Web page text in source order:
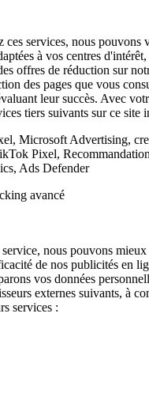
ces services, nous pouvons
à vos centres
offres de réduction sur
des pages que vous
leur succès. Avec
tiers suivants sur ce site
Microsoft Advertising,
Pixel,
Ads Defender
avancé
nous pouvons
de nos publicités en
vos données
externes suivants, à
services :